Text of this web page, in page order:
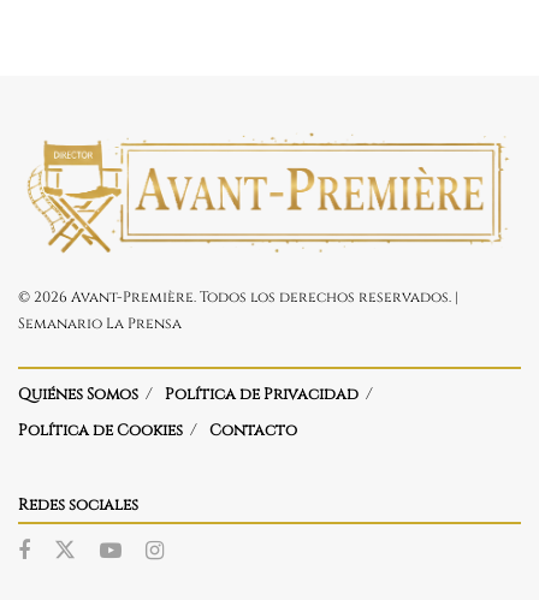
© 2026 Avant-Première. Todos los derechos reservados. |
Semanario La Prensa
Quiénes Somos
Política de Privacidad
Política de Cookies
Contacto
Redes sociales